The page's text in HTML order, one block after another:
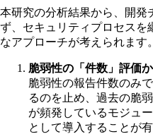
本研究の分析結果から、開発
ず、セキュリティプロセスを
なアプローチが考えられます。
脆弱性の「件数」評価
脆弱性の報告件数のみ
るのを止め、過去の脆
が頻発しているモジュ
として導入することが有